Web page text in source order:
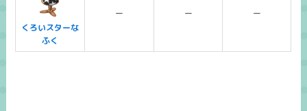
くろいスターな
ふく
ー ー ー